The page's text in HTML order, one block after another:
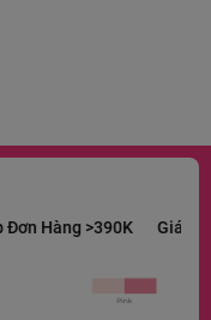
Giá Ưu Đãi Đặc Biệt